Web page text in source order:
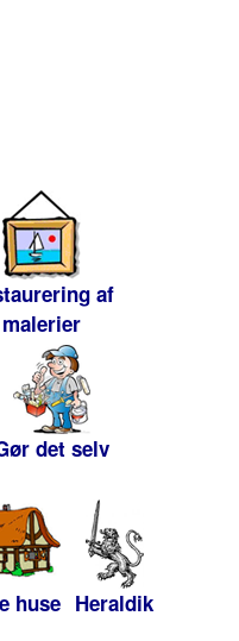
af
malerier
det selv
huse Heraldik